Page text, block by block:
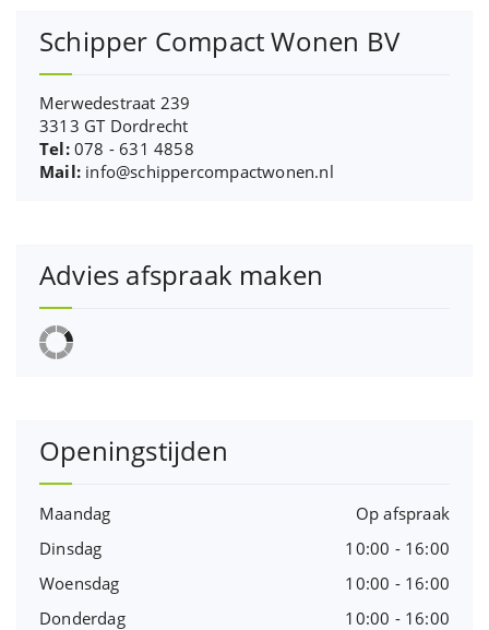
Schipper Compact Wonen BV
Merwedestraat 239
3313 GT Dordrecht
Tel:078 - 631 4858
Mail: info@schippercompactwonen.nl
Advies afspraak maken
Openingstijden
Maandag
Op afspraak
Dinsdag
10:00 - 16:00
Woensdag
10:00 - 16:00
Donderdag
10:00 - 16:00